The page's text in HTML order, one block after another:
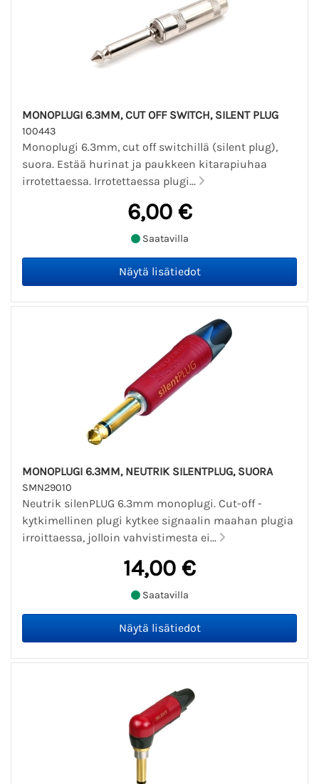
MONOPLUGI 6.3MM, CUT OFF SWITCH, SILENT PLUG
100443
Monoplugi 6.3mm, cut off switchillä (silent plug),
suora. Estää hurinat ja paukkeen kitarapiuhaa
irrotettaessa. Irrotettaessa plugi...
6,00 €
Saatavilla
MONOPLUGI 6.3MM, NEUTRIK SILENTPLUG, SUORA
SMN29010
Neutrik silenPLUG 6.3mm monoplugi. Cut-off -
kytkimellinen plugi kytkee signaalin maahan plugia
irroittaessa, jolloin vahvistimesta ei...
14,00 €
Saatavilla